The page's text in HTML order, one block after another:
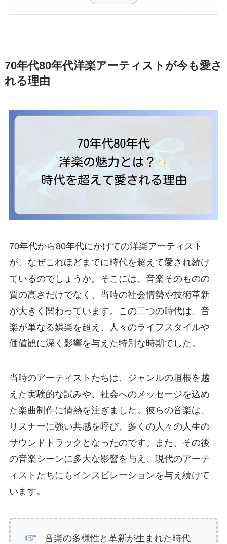
70年代80年代洋楽アーティストが今も愛さ
れる理由
70年代から80年代にかけての洋楽アーティスト
が、なぜこれほどまでに時代を超えて愛され続け
ているのでしょうか。そこには、音楽そのものの
質の高さだけでなく、当時の社会情勢や技術革新
が大きく関わっています。この二つの時代は、音
楽が単なる娯楽を超え、人々のライフスタイルや
価値観に深く影響を与えた特別な時期でした。
当時のアーティストたちは、ジャンルの垣根を越
えた実験的な試みや、社会へのメッセージを込め
た楽曲制作に情熱を注ぎました。彼らの音楽は、
リスナーに強い共感を呼び、多くの人々の人生の
サウンドトラックとなったのです。また、その後
の音楽シーンに多大な影響を与え、現代のアーテ
ィストたちにもインスピレーションを与え続けて
います。
音楽の多様性と革新が生まれた時代